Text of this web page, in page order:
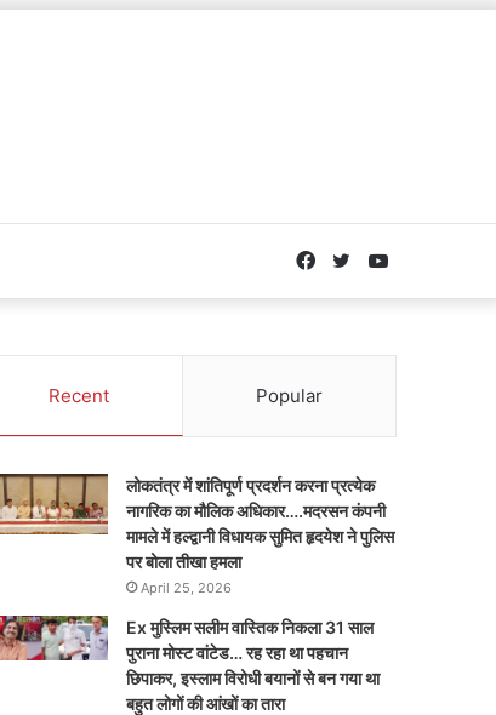
YouTube
Twitter
Facebook
Recent Popular
लोकतंत्र में शांतिपूर्ण प्रदर्शन करना प्रत्येक
नागरिक का मौलिक अधिकार….मदरसन कंपनी
मामले में हल्द्वानी विधायक सुमित हृदयेश ने पुलिस
पर बोला तीखा हमला
April 25, 2026
Ex मुस्लिम सलीम वास्तिक निकला 31 साल
पुराना मोस्ट वांटेड… रह रहा था पहचान
छिपाकर, इस्लाम विरोधी बयानों से बन गया था
बहुत लोगों की आंखों का तारा